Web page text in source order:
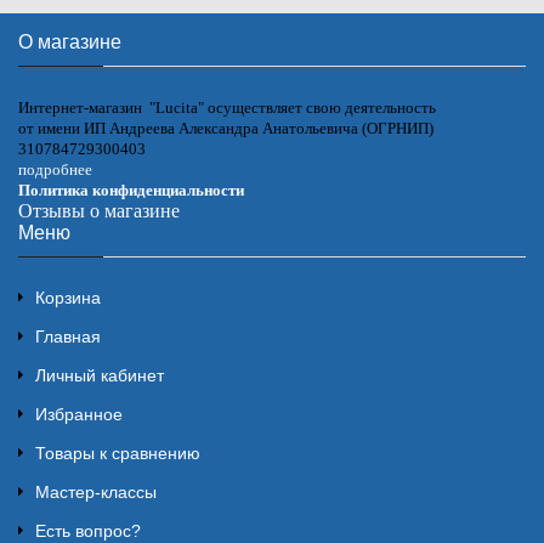
О магазине
Интернет-магазин "Lucita" осуществляет свою деятельность
от имени ИП Андреева Александра Анатольевича (ОГРНИП)
310784729300403
подробнее
Политика конфиденциальности
Отзывы о магазине
Меню
Корзина
Главная
Личный кабинет
Избранное
Товары к сравнению
Мастер-классы
Есть вопрос?